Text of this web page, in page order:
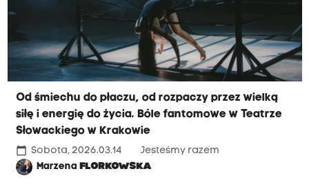
Od śmiechu do płaczu, od rozpaczy przez wielką
siłę i energię do życia. Bóle fantomowe w Teatrze
Słowackiego w Krakowie
calendar_today Sobota, 2026.03.14
Jesteśmy razem
MarzenaFLORKOWSKA